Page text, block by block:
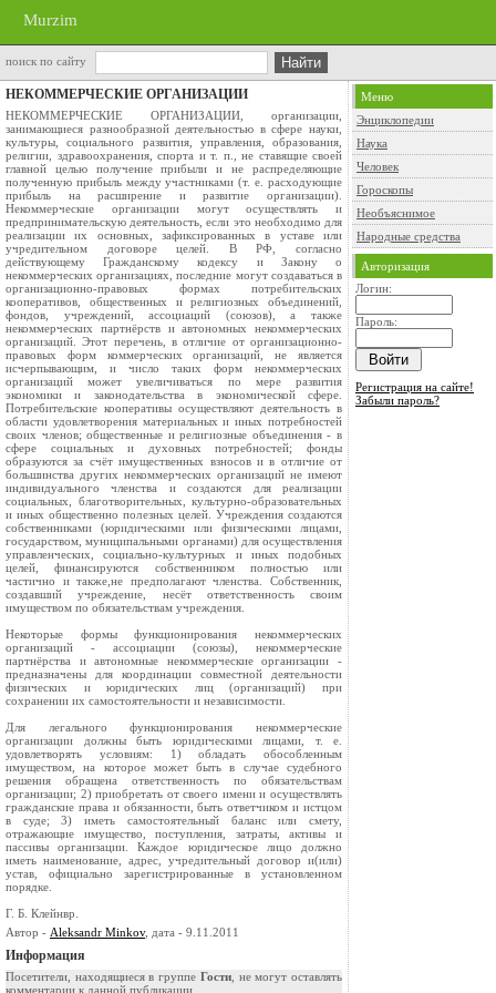
Murzim
поиск по сайту
НЕКОММЕРЧЕСКИЕ ОРГАНИЗАЦИИ
НЕКОММЕРЧЕСКИЕ ОРГАНИЗАЦИИ, организации,
занимающиеся разнообразной деятельностью в сфере науки,
культуры, социального развития, управления, образования,
религии, здравоохранения, спорта и т. п., не ставящие своей
главной целью получение прибыли и не распределяющие
полученную прибыль между участниками (т. е. расходующие
прибыль на расширение и развитие организации).
Некоммерческие организации могут осуществлять и
предпринимательскую деятельность, если это необходимо для
реализации их основных, зафиксированных в уставе или
учредительном договоре целей. В РФ, согласно
действующему Гражданскому кодексу и Закону о
некоммерческих организациях, последние могут создаваться в
организационно-правовых формах потребительских
кооперативов, общественных и религиозных объединений,
фондов, учреждений, ассоциаций (союзов), а также
некоммерческих партнёрств и автономных некоммерческих
организаций. Этот перечень, в отличие от организационно-
правовых форм коммерческих организаций, не является
исчерпывающим, и число таких форм некоммерческих
организаций может увеличиваться по мере развития
экономики и законодательства в экономической сфере.
Потребительские кооперативы осуществляют деятельность в
области удовлетворения материальных и иных потребностей
своих членов; общественные и религиозные объединения - в
сфере социальных и духовных потребностей; фонды
образуются за счёт имущественных взносов и в отличие от
большинства других некоммерческих организаций не имеют
индивидуального членства и создаются для реализации
социальных, благотворительных, культурно-образовательных
и иных общественно полезных целей. Учреждения создаются
собственниками (юридическими или физическими лицами,
государством, муниципальными органами) для осуществления
управленческих, социально-культурных и иных подобных
целей, финансируются собственником полностью или
частично и также,не предполагают членства. Собственник,
создавший учреждение, несёт ответственность своим
имуществом по обязательствам учреждения.
Некоторые формы функционирования некоммерческих
организаций - ассоциации (союзы), некоммерческие
партнёрства и автономные некоммерческие организации -
предназначены для координации совместной деятельности
физических и юридических лиц (организаций) при
сохранении их самостоятельности и независимости.
Для легального функционирования некоммерческие
организации должны быть юридическими лицами, т. е.
удовлетворять условиям: 1) обладать обособленным
имуществом, на которое может быть в случае судебного
решения обращена ответственность по обязательствам
организации; 2) приобретать от своего имени и осуществлять
гражданские права и обязанности, быть ответчиком и истцом
в суде; 3) иметь самостоятельный баланс или смету,
отражающие имущество, поступления, затраты, активы и
пассивы организации. Каждое юридическое лицо должно
иметь наименование, адрес, учредительный договор и(или)
устав, официально зарегистрированные в установленном
порядке.
Г. Б. Клейнвр.
Автор - Aleksandr Minkov, дата - 9.11.2011
Информация
Посетители, находящиеся в группе Гости, не могут оставлять
комментарии к данной публикации.
Меню
Энциклопедии
Наука
Человек
Гороскопы
Необъяснимое
Народные средства
Авторизация
Логин:
Пароль:
Регистрация на сайте!
Забыли пароль?